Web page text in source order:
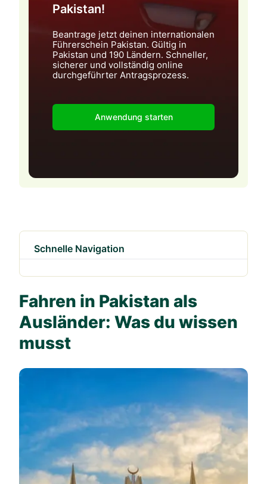
Pakistan!
Beantrage jetzt deinen internationalen
Führerschein Pakistan. Gültig in
Pakistan und 190 Ländern. Schneller,
sicherer und vollständig online
durchgeführter Antragsprozess.
Anwendung starten
Schnelle Navigation
Fahren in Pakistan als
Ausländer: Was du wissen
musst